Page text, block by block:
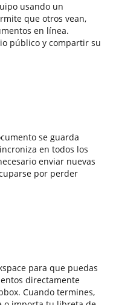
usando un
que otros vean,
en línea.
público y compartir su
se guarda
en todos los
enviar nuevas
por perder
para que puedas
directamente
Cuando termines,